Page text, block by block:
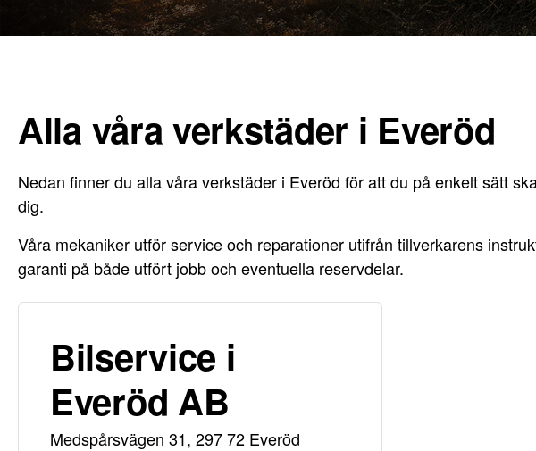
Alla våra verkstäder i Everöd
Nedan finner du alla våra verkstäder i Everöd för att du på enkelt sätt
dig.
Våra mekaniker utför service och reparationer utifrån tillverkarens
garanti på både utfört jobb och eventuella reservdelar.
Bilservice i
Everöd AB
Medspårsvägen 31, 297 72 Everöd